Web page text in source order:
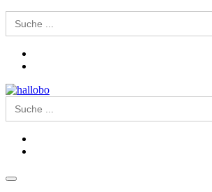
Search
for:
Search
for: